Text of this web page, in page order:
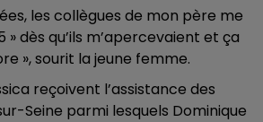
les collègues de mon père me
» dès qu’ils m’apercevaient et ça
», sourit la jeune femme.
reçoivent l’assistance des
Seine parmi lesquels Dominique